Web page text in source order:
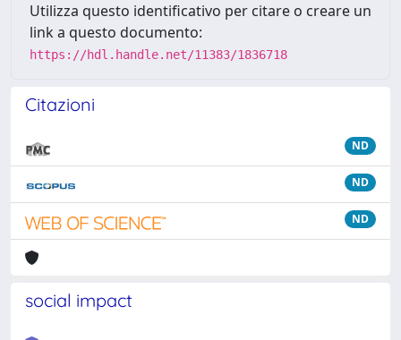
Utilizza questo identificativo per citare o creare un
link a questo documento:
https://hdl.handle.net/11383/1836718
Citazioni
ND
ND
ND
social impact